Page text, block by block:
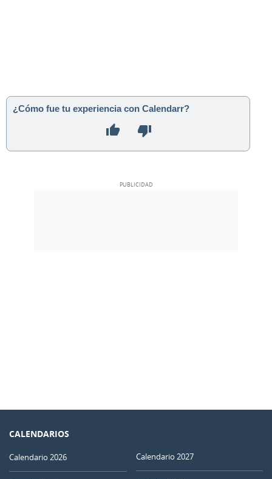
¿Cómo fue tu experiencia con Calendarr?
CALENDARIOS
Calendario 2026 Calendario 2027